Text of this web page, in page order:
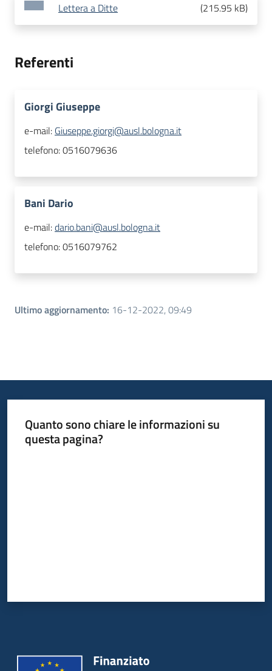
Lettera a Ditte (215.95 kB)
Referenti
Giorgi Giuseppe
e-mail: Giuseppe.giorgi@ausl.bologna.it
telefono:0516079636
Bani Dario
e-mail:dario.bani@ausl.bologna.it
telefono:0516079762
Ultimo aggiornamento: 16-12-2022, 09:49
Quanto sono chiare le informazioni su
questa pagina?